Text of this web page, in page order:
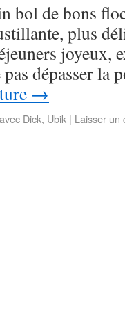
bol de bons
plus
joyeux,
dépasser la
→
Dick, Ubik | Laisser un